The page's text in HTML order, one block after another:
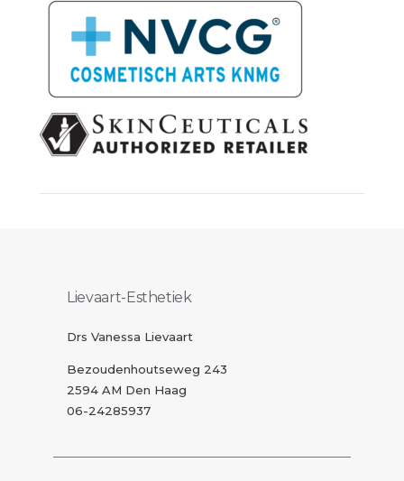
Lievaart-Esthetiek
Drs Vanessa Lievaart
Bezoudenhoutseweg 243
2594 AM Den Haag
06-24285937